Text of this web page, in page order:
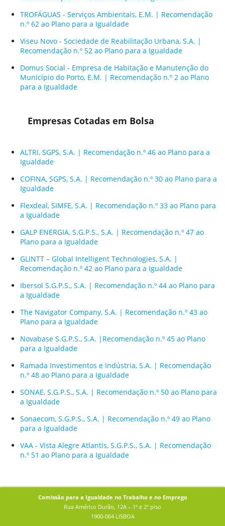
TROFÁGUAS - Serviços Ambientais, E.M. | Recomendação
n.º 62 ao Plano para a Igualdade
Viseu Novo - Sociedade de Reabilitação Urbana, S.A. |
Recomendação n.º 52 ao Plano para a Igualdade
Domus Social - Empresa de Habitação e Manutenção do
Município do Porto, E.M. | Recomendação n.º 2 ao Plano
para a Igualdade
Empresas Cotadas em Bolsa
ALTRI, SGPS, S.A. | Recomendação n.º 46 ao Plano para a
Igualdade
COFINA, SGPS, S.A. | Recomendação n.º 30 ao Plano para a
Igualdade
Flexdeal, SIMFE, S.A. | Recomendação n.º 33 ao Plano para
a Igualdade
GALP ENERGIA, S.G.P.S., S.A. | Recomendação n.º 47 ao
Plano para a Igualdade
GLINTT – Global Intelligent Technologies, S.A. |
Recomendação n.º 42 ao Plano para a Igualdade
Ibersol S.G.P.S., S.A. | Recomendação n.º 44 ao Plano para
a Igualdade
The Navigator Company, S.A. | Recomendação n.º 43 ao
Plano para a Igualdade
Novabase S.G.P.S., S.A. |Recomendação n.º 45 ao Plano
para a Igualdade
Ramada Investimentos e Indústria, S.A. | Recomendação
n.º 48 ao Plano para a Igualdade
SONAE, S.G.P.S., S.A. | Recomendação n.º 50 ao Plano para
a Igualdade
Sonaecom, S.G.P.S., S.A. | Recomendação n.º 49 ao Plano
para a Igualdade
VAA - Vista Alegre Atlantis, S.G.P.S., S.A. | Recomendação
n.º 51 ao Plano para a Igualdade
Comissão para a Igualdade no Trabalho e no Emprego
Rua Américo Durão, 12A – 1º e 2º piso
1900-064 LISBOA